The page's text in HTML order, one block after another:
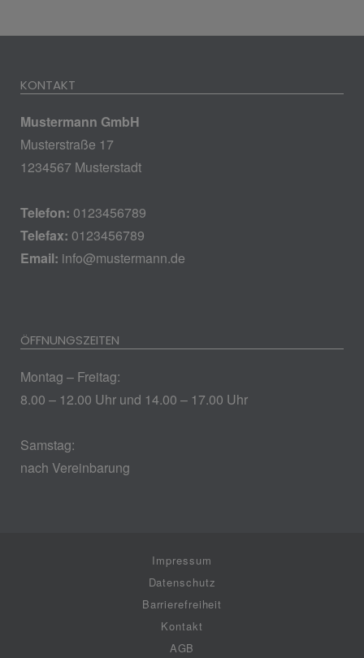
KONTAKT
Mustermann GmbH
Musterstraße 17
1234567 Musterstadt
Telefon: 0123456789
Telefax: 0123456789
Email: info@mustermann.de
ÖFFNUNGSZEITEN
Montag – Freitag:
8.00 – 12.00 Uhr und 14.00 – 17.00 Uhr
Samstag:
nach Vereinbarung
Impressum
Datenschutz
Barrierefreiheit
Kontakt
AGB